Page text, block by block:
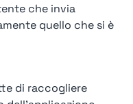
che invia
quello che si è
di raccogliere